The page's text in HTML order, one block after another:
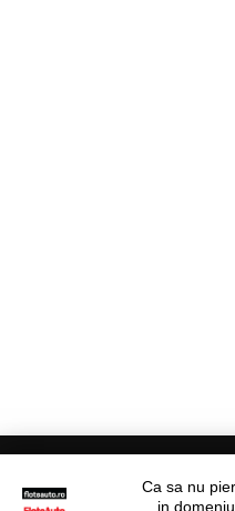
Ca sa nu
in